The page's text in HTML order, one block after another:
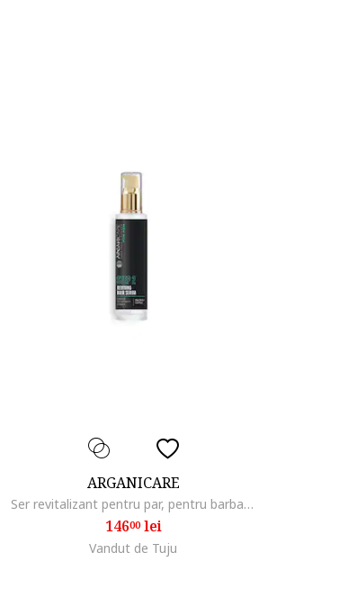
ARGANICARE
Ser revitalizant pentru par, pentru barbati, 60 ml
14600lei
Vandut de Tuju